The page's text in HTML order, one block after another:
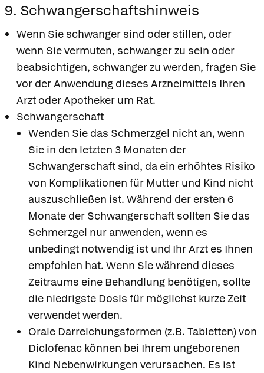
9. Schwangerschaftshinweis
Wenn Sie schwanger sind oder stillen, oder
wenn Sie vermuten, schwanger zu sein oder
beabsichtigen, schwanger zu werden, fragen Sie
vor der Anwendung dieses Arzneimittels Ihren
Arzt oder Apotheker um Rat.
Schwangerschaft
Wenden Sie das Schmerzgel nicht an, wenn
Sie in den letzten 3 Monaten der
Schwangerschaft sind, da ein erhöhtes Risiko
von Komplikationen für Mutter und Kind nicht
auszuschließen ist. Während der ersten 6
Monate der Schwangerschaft sollten Sie das
Schmerzgel nur anwenden, wenn es
unbedingt notwendig ist und Ihr Arzt es Ihnen
empfohlen hat. Wenn Sie während dieses
Zeitraums eine Behandlung benötigen, sollte
die niedrigste Dosis für möglichst kurze Zeit
verwendet werden.
Orale Darreichungsformen (z.B. Tabletten) von
Diclofenac können bei Ihrem ungeborenen
Kind Nebenwirkungen verursachen. Es ist